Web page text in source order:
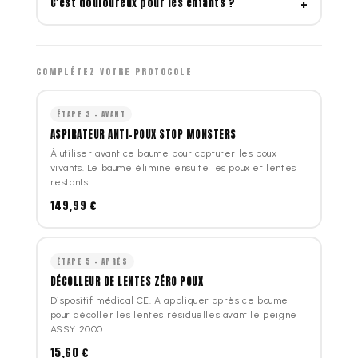
ce baume, on utilise le décolleur de lentes
protocole complet.
qui capture les poux vivants. Le baume traitant
décolleur de lentes et le peigne ASSY 2000.
permet de cibler les zones infestées sans
pose de 15 minutes.
COMPLÉTEZ VOTRE PROTOCOLE
ÉTAPE 3 - AVANT
ASPIRATEUR ANTI-POUX STOP MONSTERS
À utiliser avant ce baume pour capturer les poux
vivants. Le baume élimine ensuite les poux et lentes
restants.
149,99 €
ÉTAPE 5 - APRÈS
DÉCOLLEUR DE LENTES ZÉRO POUX
Dispositif médical CE. À appliquer après ce baume
pour décoller les lentes résiduelles avant le peigne
ASSY 2000.
15,60 €